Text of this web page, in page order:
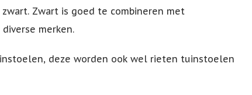
Zwart is goed te combineren met
merken.
deze worden ook wel rieten tuinstoelen